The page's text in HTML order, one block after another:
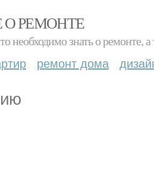
О РЕМОНТЕ
необходимо знать о
ремонт дома